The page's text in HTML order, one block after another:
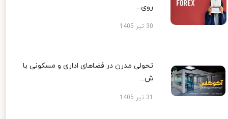
روی...
30 تیر 1405
تحولی مدرن در فضاهای اداری و مسکونی با
ش...